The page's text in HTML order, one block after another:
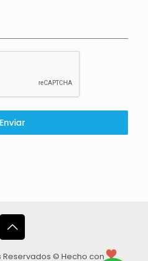
Enviar
Reservados © Hecho con